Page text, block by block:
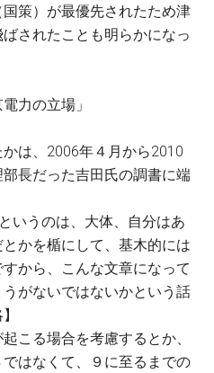
策）が最優先されたため津
されたことも明らかになっ
力の立場」
は、2006年４月から2010
長だった吉田氏の調書に端
いうのは、大体、自分はあ
かを楯にして、基木的には
から、こんな文章になって
がないではないかという話
こる場合を考慮するとか、
はなくて、９に至るまでの